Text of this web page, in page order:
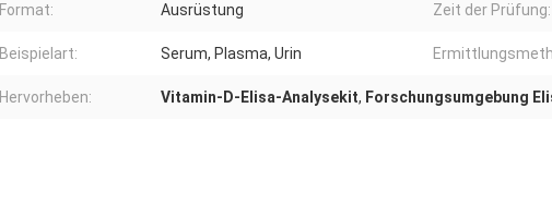
Format: Ausrüstung Zeit der Prüfung:
Beispielart: Serum, Plasma, Urin
Hervorheben: Vitamin-D-Elisa-Analysekit, Forschungsumgebung